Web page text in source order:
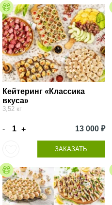
Кейтеринг «Классика
вкуса»
3,52 кг
- + 13 000 ₽
ЗАКАЗАТЬ